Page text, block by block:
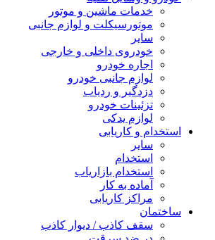
خدمات ماشین و موتور
موتورسیکلت و لوازم جانبی
سایر
خودروی داخلی و خارجی
اجاره خودرو
لوازم جانبی خودرو
دزدگیر و ردیاب
تزئینات خودرو
لوازم یدکی
استخدام و کاریابی
سایر
استخدام
استخدام بازاریاب
آماده به کار
مراکز کاریابی
ساختمان
سقف کاذب / دیوار کاذب